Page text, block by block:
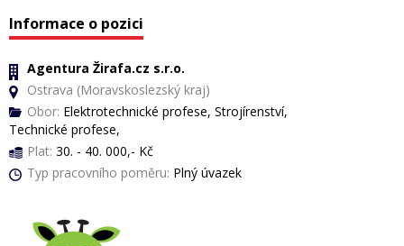
Informace o pozici
Agentura Žirafa.cz s.r.o.
Ostrava (Moravskoslezský kraj)
Obor: Elektrotechnické profese, Strojírenství,
Technické profese,
Plat: 30. - 40. 000,- Kč
Typ pracovního poměru: Plný úvazek